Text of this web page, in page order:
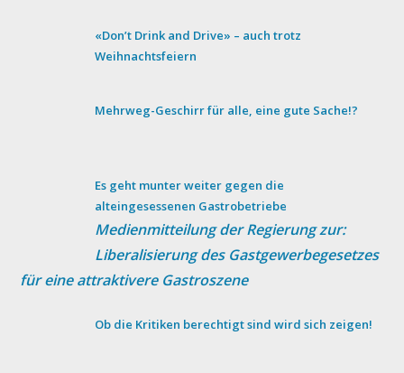
«Don’t Drink and Drive» – auch trotz
Weihnachtsfeiern
Mehrweg-Geschirr für alle, eine gute Sache!?
Es geht munter weiter gegen die
alteingesessenen Gastrobetriebe
Medienmitteilung der Regierung zur:
Liberalisierung des Gastgewerbegesetzes
für eine attraktivere Gastroszene
Ob die Kritiken berechtigt sind wird sich zeigen!